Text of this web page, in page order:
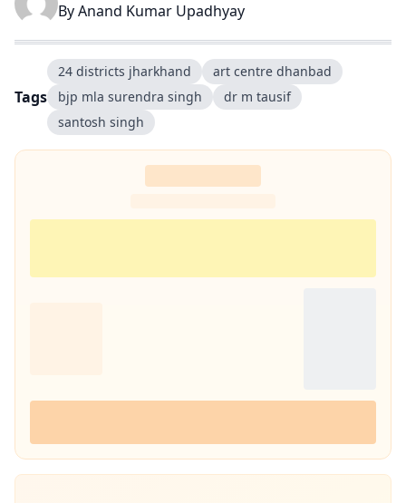
ByAnand Kumar Upadhyay
Tags
24 districts jharkhand
art centre dhanbad
bjp mla surendra singh
dr m tausif
santosh singh